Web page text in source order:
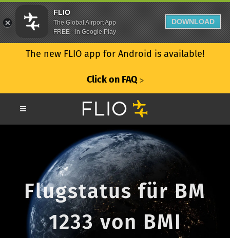
The new FLIO app for Android is available!
Click on FAQ ᐳ
Flugstatus für BM
1233 von BMI
FLIO
The Global Airport App
FREE - In Google Play
DOWNLOAD